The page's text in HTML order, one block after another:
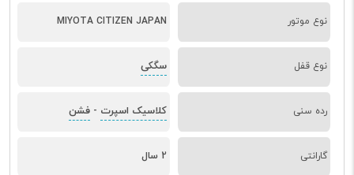
نوع موتور MIYOTA CITIZEN JAPAN
نوع قفل سگکی
رده سنی کلاسیک اسپرت - فشن
گارانتی 2 سال